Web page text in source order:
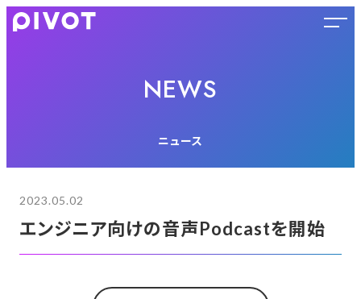
NEWS
ニュース
2023.05.02
エンジニア向けの音声Podcastを開始